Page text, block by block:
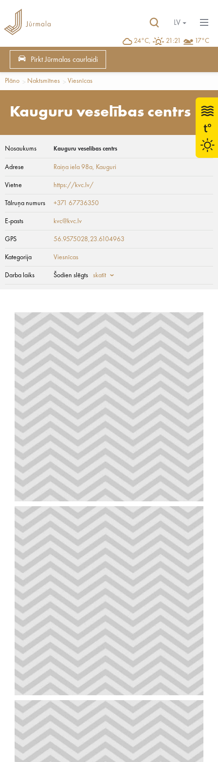
24°C, 21:21 17°C
LV
Pirkt Jūrmalas caurlaidi
Plāno Naktsmītnes Viesnīcas
Kauguru veselības centrs
Nosaukums Kauguru veselības centrs
Adrese Raiņa iela 98a, Kauguri
Vietne https://kvc.lv/
Tālruņa numurs +371 67736350
E-pasts kvc@kvc.lv
GPS 56.9575028,23.6104963
Kategorija Viesnīcas
Darba laiks Šodien slēgts skatīt